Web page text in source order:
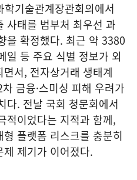
기술관계장관회의에서
사태를 범부처 최우선 과
을 확정했다. 최근 약 3380
일 등 주요 식별 정보가 외
서, 전자상거래 생태계
금융·스미싱 피해 우려가
다. 전날 국회 청문회에서
적이었다는 지적과 함께,
플랫폼 리스크를 충분히
제기가 이어졌다.